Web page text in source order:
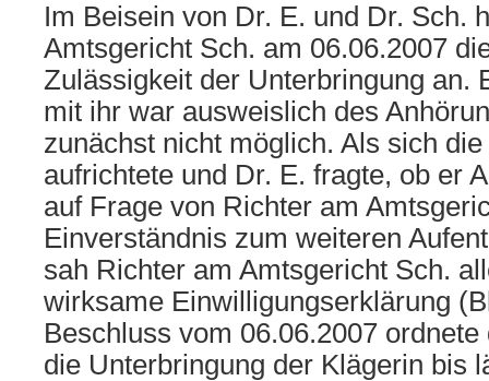
Im Beisein von Dr. E. und Dr. Sch.
Amtsgericht Sch. am 06.06.2007
Zulässigkeit der Unterbringung an.
mit ihr war ausweislich des
zunächst nicht möglich. Als sich
aufrichtete und Dr. E. fragte, ob er
auf Frage von Richter am
Einverständnis zum weiteren
sah Richter am Amtsgericht Sch.
wirksame Einwilligungserklärung
Beschluss vom 06.06.2007
die Unterbringung der Klägerin bis